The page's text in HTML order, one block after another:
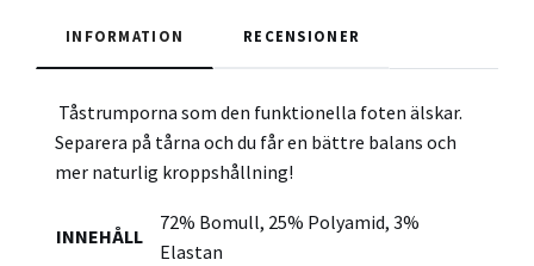
INFORMATION RECENSIONER
Tåstrumporna som den funktionella foten älskar.
Separera på tårna och du får en bättre balans och
mer naturlig kroppshållning!
INNEHÅLL
72% Bomull, 25% Polyamid, 3%
Elastan